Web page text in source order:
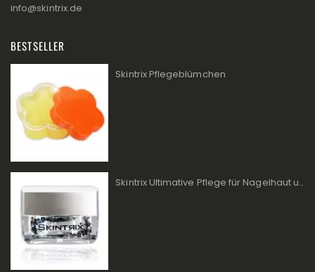
info@skintrix.de
BESTSELLER
Skintrix Pflegeblümchen
Skintrix Ultimative Pflege für Nagelhaut und Lippen